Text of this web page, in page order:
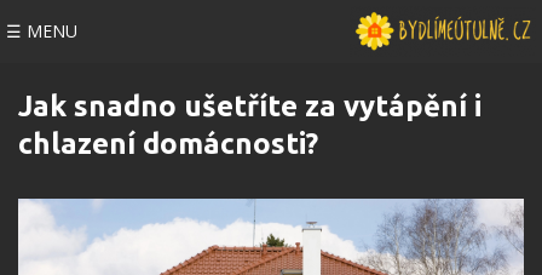
☰ MENU
Jak snadno ušetříte za vytápění i
chlazení domácnosti?